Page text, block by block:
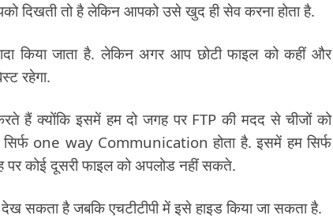
दिखती तो है लेकिन आपको उसे खुद ही सेव करना होता है.
किया जाता है. लेकिन अगर आप छोटी फाइल को कहीं और
रहेगा.
हैं क्योंकि इसमें हम दो जगह पर FTP की मदद से चीजों को
one way Communication होता है. इसमें हम सिर्फ
कोई दूसरी फाइल को अपलोड नहीं सकते.
सकता है जबकि एचटीटीपी में इसे हाइड किया जा सकता है.